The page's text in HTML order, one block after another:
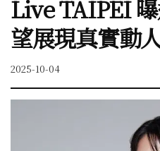
Live TAIPEI
望展現真實動
2025-10-04